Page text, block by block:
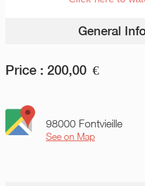
General
Price : 200,00 €
98000 Fontvieille
See on Map